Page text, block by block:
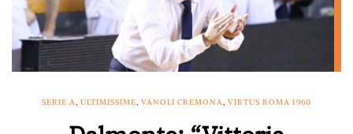
SERIE A, ULTIMISSIME, VANOLI CREMONA, VIRTUS ROMA 1960